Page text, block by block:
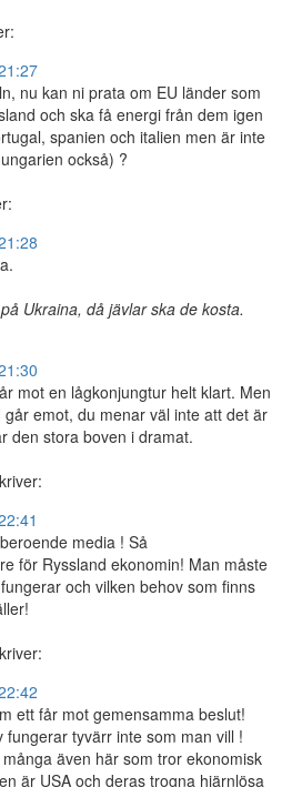
nu kan ni prata om EU länder som
och ska få energi från dem igen
spanien och italien men är inte
också) ?
Ukraina, då jävlar ska de kosta.
mot en lågkonjungtur helt klart. Men
emot, du menar väl inte att det är
den stora boven i dramat.
media ! Så
för Ryssland ekonomin! Man måste
och vilken behov som finns
ett får mot gemensamma beslut!
fungerar tyvärr inte som man vill !
även här som tror ekonomisk
är USA och deras trogna hjärnlösa